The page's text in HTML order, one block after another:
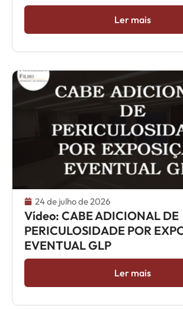
Ler mais
24 de julho de 2026
Vídeo: CABE ADICIONAL DE
PERICULOSIDADE POR
EVENTUAL GLP
Ler mais